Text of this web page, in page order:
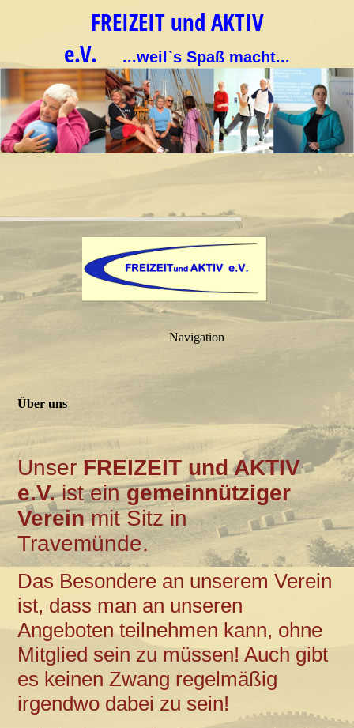
FREIZEIT und AKTIV
e.V.
...weil`s Spaß macht...
Navigation
Über uns
Unser FREIZEIT und AKTIV
e.V.ist eingemeinnütziger
Vereinmit Sitz in
Travemünde.
Das Besondere an unserem Verein
ist, dass man an unseren
Angeboten teilnehmen kann, ohne
Mitglied sein zu müssen! Auch gibt
es keinen Zwang regelmäßig
irgendwo dabei zu sein!